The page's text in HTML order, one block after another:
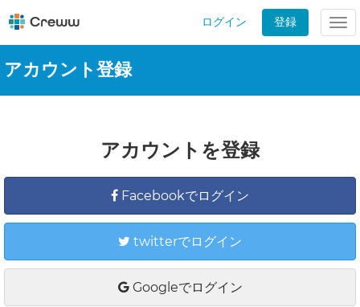
ログイン 登録
アカウント登録
アカウントを登録
Facebookでログイン
twitterでログイン
Googleでログイン